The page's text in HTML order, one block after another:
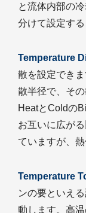
と流体内部の
分けて設定する
Temperature
散を設定でき
散半径で、そ
HeatとColdの
お互いに広が
ていますが、
Temperature
ンの要といえ
動します。高